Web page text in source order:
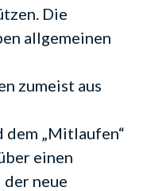
Die
allgemeinen
zumeist aus
dem „Mitlaufen“
einen
neue